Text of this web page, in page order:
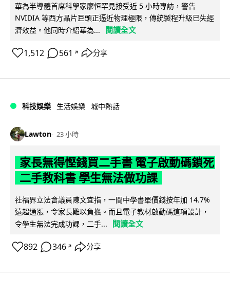
華為半導體首席科學家廖恒罕見接受近 5 小時專訪，警告
NVIDIA 等西方晶片巨頭正逼近物理極限，傳統製程升級已失經
濟效益。他同時介紹華為...
閱讀全文
1,512 561 ↗ 分享
科技娛樂 生活娛樂 城中熱話
Lawton 23 小時
家長無得慳錢買二手書 電子啟動碼鎖死
二手教科書 學生無法做功課
社福界立法會議員陳文宜指，一間中學書單價錢按年加 14.7%
遠超通漲，令家長難以負擔。而且電子教材啟動碼這項設計，
令學生無法完成功課，二手...
閱讀全文
892 346 ↗ 分享